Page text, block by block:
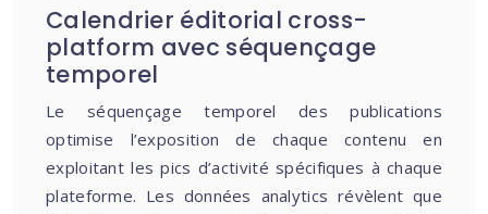
Calendrier éditorial cross-
platform avec séquençage
temporel
Le séquençage temporel des publications
optimise l’exposition de chaque contenu en
exploitant les pics d’activité spécifiques à chaque
plateforme. Les données analytics révèlent que